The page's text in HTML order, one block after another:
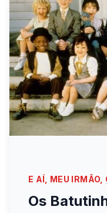
E AÍ, MEU IRMÃO,
Os